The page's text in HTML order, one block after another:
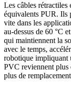
Les câbles
équivalents PUR. Ils
vite dans les
au-dessus de 60 °C
qui maintiennent la
avec le temps,
robotique impliquant
PVC reviennent plus
plus de